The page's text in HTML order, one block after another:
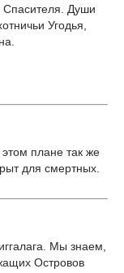
Спасителя. Души
Угодья,
плане так же
для смертных.
Мы знаем,
Островов